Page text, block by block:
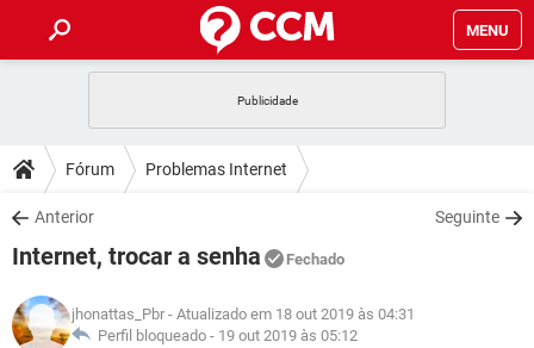
MENU
CELULAR FACEBOOK
OUTLOOK
INSTAGRAM GMAIL
GUIA DE COMPRAS
DICAS
JOGOS WHATSAPP
INSTAGRAM GMAIL
DOWNLOADS
JOGOS WHATSAPP
CELULAR
OUTLOOK EXCEL
JOGOS WHATSAPP
GLOSSÁRIO
Fórum Problemas Internet
Anterior Seguinte
Internet, trocar a senha Fechado
jhonattas_Pbr - Atualizado em 18 out 2019 às 04:31
Perfil bloqueado - 19 out 2019 às 05:12